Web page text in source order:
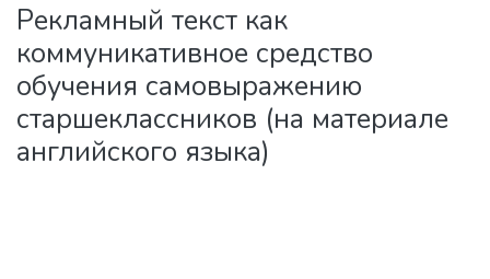
Рекламный текст как
коммуникативное средство
обучения самовыражению
старшеклассников (на материале
английского языка)